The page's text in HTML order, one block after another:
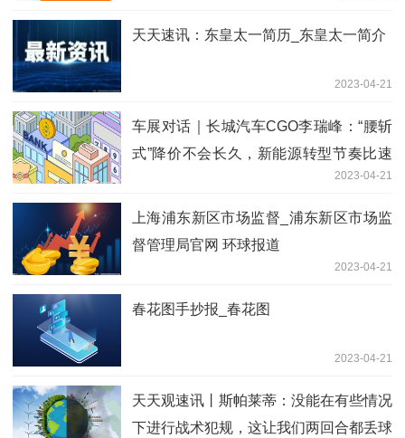
天天速讯：东皇太一简历_东皇太一简介
2023-04-21
车展对话｜长城汽车CGO李瑞峰：“腰斩
式”降价不会长久，新能源转型节奏比速
2023-04-21
上海浦东新区市场监督_浦东新区市场监
督管理局官网 环球报道
2023-04-21
春花图手抄报_春花图
2023-04-21
天天观速讯丨斯帕莱蒂：没能在有些情况
下进行战术犯规，这让我们两回合都丢球